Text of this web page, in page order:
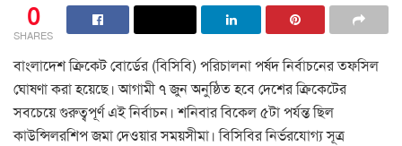
0
SHARES
বাংলাদেশ ক্রিকেট বোর্ডের (বিসিবি) পরিচালনা পর্ষদ নির্বাচনের তফসিল
ঘোষণা করা হয়েছে। আগামী ৭ জুন অনুষ্ঠিত হবে দেশের ক্রিকেটের
সবচেয়ে গুরুত্বপূর্ণ এই নির্বাচন। শনিবার বিকেল ৫টা পর্যন্ত ছিল
কাউন্সিলরশিপ জমা দেওয়ার সময়সীমা। বিসিবির নির্ভরযোগ্য সূত্র